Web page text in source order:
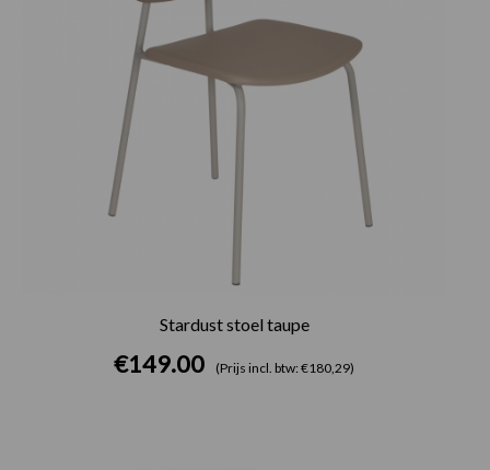
Stardust stoel taupe
€149.00 (Prijs incl. btw: €180,29)